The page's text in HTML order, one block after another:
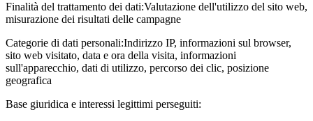
Finalità del trattamento dei dati:Valutazione dell'utilizzo del sito web,
misurazione dei risultati delle campagne
Categorie di dati personali:Indirizzo IP, informazioni sul browser,
sito web visitato, data e ora della visita, informazioni
sull'apparecchio, dati di utilizzo, percorso dei clic, posizione
geografica
Base giuridica e interessi legittimi perseguiti: